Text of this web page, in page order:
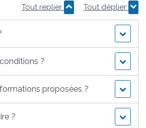
Tout replier Tout déplier
?
proposées ?
?